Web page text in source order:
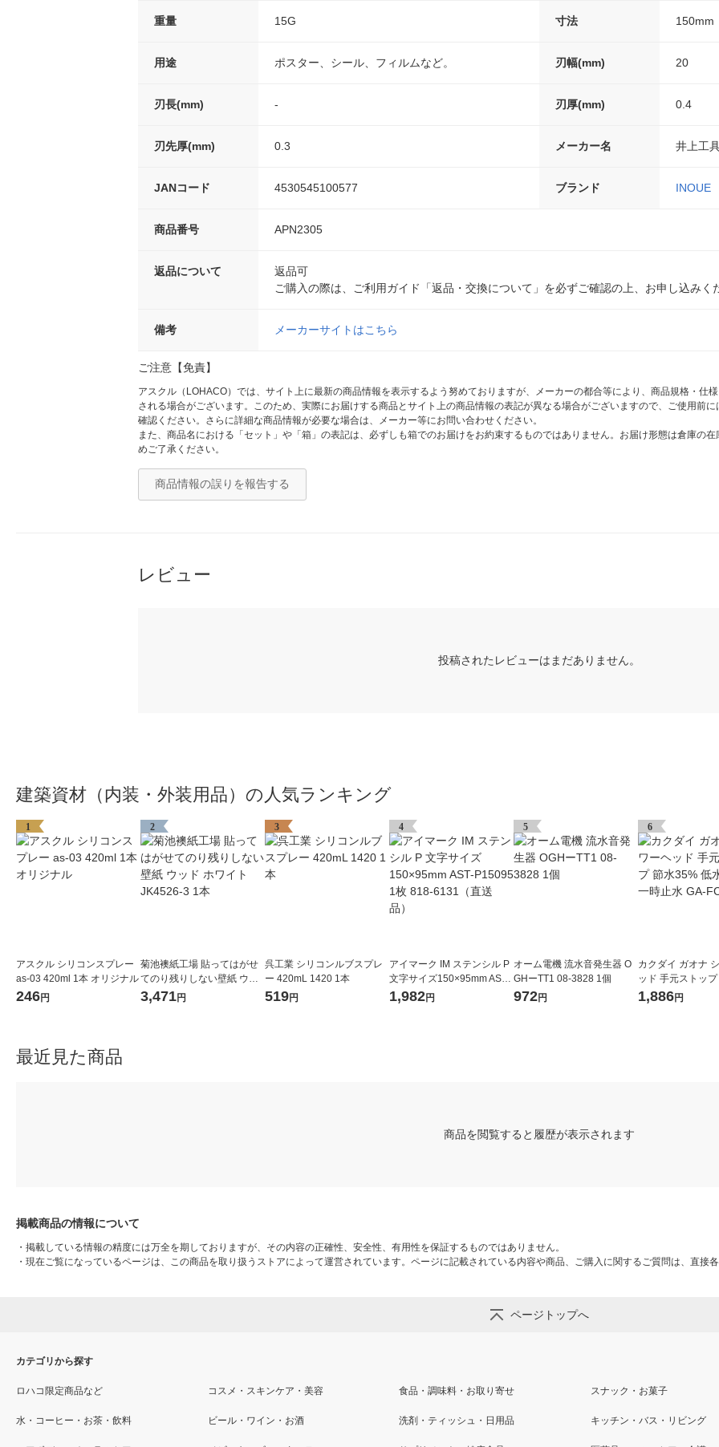
重量 15G 寸法 150mm
用途 ポスター、シール、フィルムなど。 刃幅(mm) 20
刃長(mm) - 刃厚(mm) 0.4
刃先厚(mm) 0.3 メーカー名 井上工
JANコード 4530545100577 ブランド INOUE
商品番号 APN2305
返品について
返品可
ご購入の際は、ご利用ガイド「返品・交換について」を必ずご確認の上、お申し込みく
備考 メーカーサイトはこちら
ご注意【免責】
アスクル（LOHACO）では、サイト上に最新の商品情報を表示するよう努めておりますが、メーカーの都合等により、商品規格・仕
される場合がございます。このため、実際にお届けする商品とサイト上の商品情報の表記が異なる場合がございますので、ご使用前
確認ください。さらに詳細な商品情報が必要な場合は、メーカー等にお問い合わせください。
また、商品名における「セット」や「箱」の表記は、必ずしも箱でのお届けをお約束するものではありません。お届け形態は倉庫の
めご了承ください。
商品情報の誤りを報告する
レビュー
投稿されたレビューはまだありません。
建築資材（内装・外装用品）の人気ランキング
1
アスクル シリコンスプレー
as-03 420ml 1本 オリジナル
246円
2
菊池襖紙工場 貼ってはがせ
てのり残りしない壁紙 ウッ
ド ホワイト JK4526-3 1本
3,471円
3
呉工業 シリコンルブスプレ
ー 420mL 1420 1本
519円
4
アイマーク IM ステンシル P
文字サイズ150×95mm AST-
P15095 1枚 818-6131（直
1,982円
5
オーム電機 流水音発生器 O
GHーTT1 08-3828 1個
972円
6
カクダイ ガオナ
ッド 手元ストッ
低水圧対応 一時止
1,886円
最近見た商品
商品を閲覧すると履歴が表示されます
掲載商品の情報について
・ 掲載している情報の精度には万全を期しておりますが、その内容の正確性、安全性、有用性を保証するものではありません。
・ 現在ご覧になっているページは、この商品を取り扱うストアによって運営されています。ページに記載されている内容や商品、ご購入に関するご質問は、直接
ページトップへ
カテゴリから探す
ロハコ限定商品など コスメ・スキンケア・美容 食品・調味料・お取り寄せ スナック・お菓子
水・コーヒー・お茶・飲料 ビール・ワイン・お酒 洗剤・ティッシュ・日用品 キッチン・バス・リビング